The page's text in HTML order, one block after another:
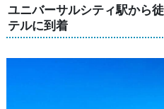
ユニバーサルシティ駅から
テルに到着